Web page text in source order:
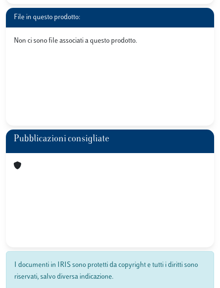
File in questo prodotto:
Non ci sono file associati a questo prodotto.
Pubblicazioni consigliate
I documenti in IRIS sono protetti da copyright e tutti i diritti sono
riservati, salvo diversa indicazione.